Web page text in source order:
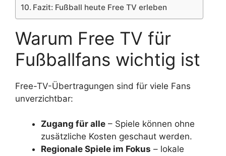
Fazit: Fußball heute Free TV erleben
Warum Free TV für
Fußballfans wichtig ist
Free-TV-Übertragungen sind für viele Fans
unverzichtbar:
Zugang für alle – Spiele können ohne
zusätzliche Kosten geschaut werden.
Regionale Spiele im Fokus – lokale